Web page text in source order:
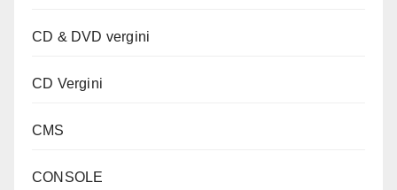
CD & DVD vergini
CD Vergini
CMS
CONSOLE